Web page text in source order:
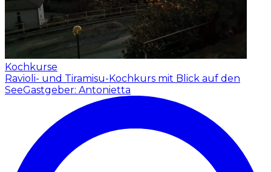
Kochkurse
Ravioli- und Tiramisu-Kochkurs mit Blick auf den
SeeGastgeber: Antonietta